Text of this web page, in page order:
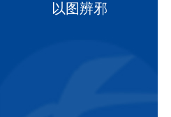
以图辨邪